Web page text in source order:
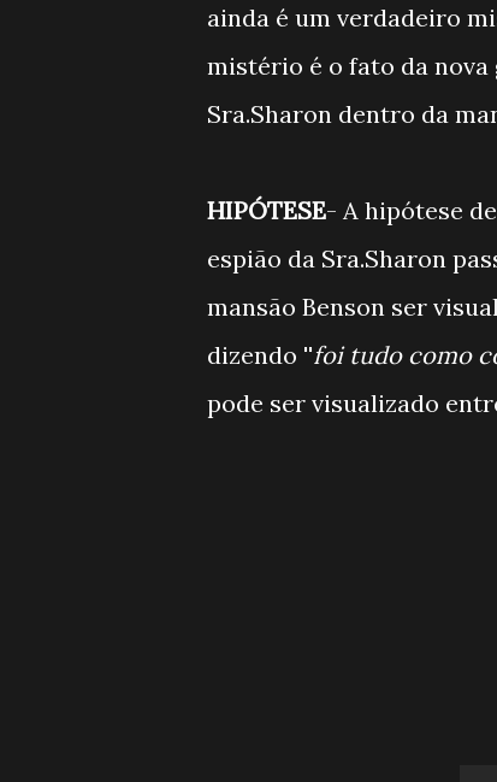
ainda é um verdadeiro
mistério é o fato da nova
Sra.Sharon dentro da
HIPÓTESE- A hipótese
espião da Sra.Sharon
mansão Benson ser
dizendo ''foi tudo como
pode ser visualizado